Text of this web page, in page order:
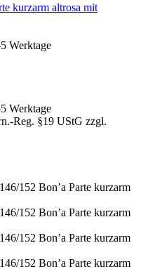
kurzarm altrosa mit
Werktage
Werktage
Reg. §19 UStG zzgl.